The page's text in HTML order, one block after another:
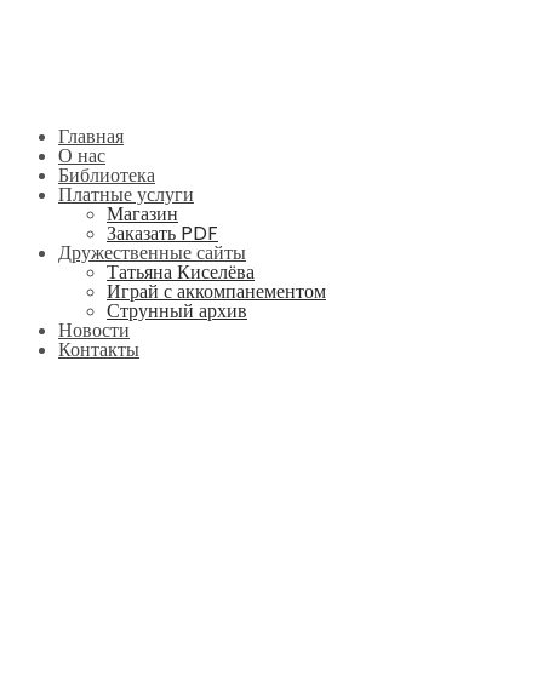
Главная
О нас
Библиотека
Платные услуги
Магазин
Заказать PDF
Дружественные сайты
Татьяна Киселёва
Играй с аккомпанементом
Струнный архив
Новости
Контакты